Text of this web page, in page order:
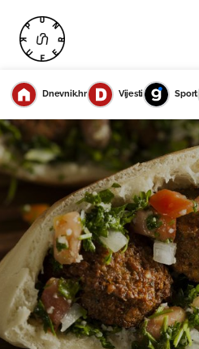
Dnevnik.hr Vijesti Sport